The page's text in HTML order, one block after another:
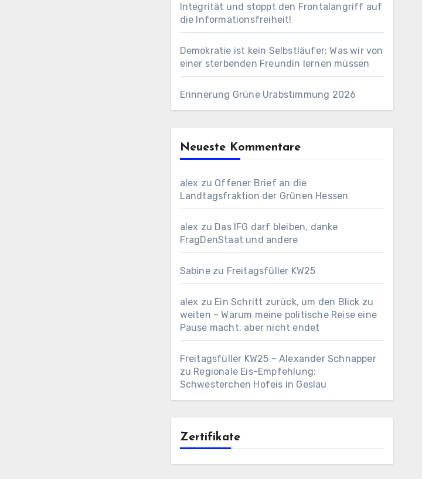
Integrität und stoppt den Frontalangriff auf
die Informationsfreiheit!
Demokratie ist kein Selbstläufer: Was wir von
einer sterbenden Freundin lernen müssen
Erinnerung Grüne Urabstimmung 2026
Neueste Kommentare
alex zu Offener Brief an die
Landtagsfraktion der Grünen Hessen
alex zu Das IFG darf bleiben, danke
FragDenStaat und andere
Sabinezu Freitagsfüller KW25
alex zu Ein Schritt zurück, um den Blick zu
weiten – Warum meine politische Reise eine
Pause macht, aber nicht endet
Freitagsfüller KW25 – Alexander Schnapper
zu Regionale Eis-Empfehlung:
Schwesterchen Hofeis in Geslau
Zertifikate